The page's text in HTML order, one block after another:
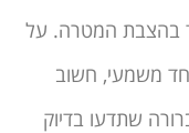
בהצבת המטרה. על
משמעי, חשוב
שתדעו בדיוק